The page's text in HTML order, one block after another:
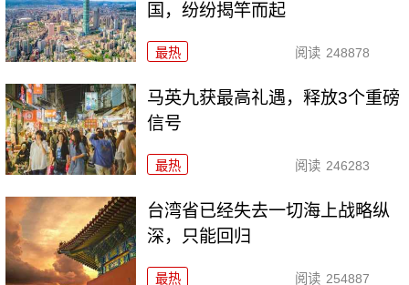
国，纷纷揭竿而起
最热 阅读 248878
马英九获最高礼遇，释放3个重磅
信号
最热 阅读 246283
台湾省已经失去一切海上战略纵
深，只能回归
最热 阅读 254887